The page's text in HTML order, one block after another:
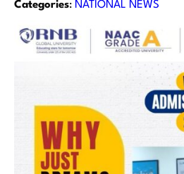
Categories: NATIONAL NEWS